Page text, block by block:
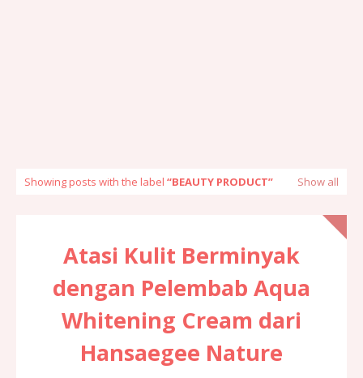
Showing posts with the label BEAUTY PRODUCT Show all
Atasi Kulit Berminyak
dengan Pelembab Aqua
Whitening Cream dari
Hansaegee Nature